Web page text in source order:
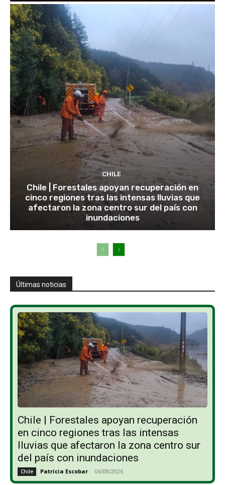
CHILE
Chile | Forestales apoyan recuperación en
cinco regiones tras las intensas lluvias que
afectaron la zona centro sur del país con
inundaciones
Últimas noticias
Chile | Forestales apoyan recuperación
en cinco regiones tras las intensas
lluvias que afectaron la zona centro sur
del país con inundaciones
Chile Patricia Escobar - 06/08/2026